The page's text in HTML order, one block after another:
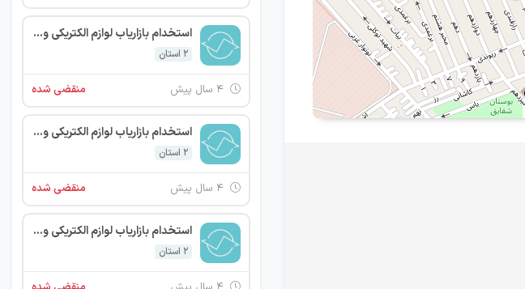
استخدام بازاریاب لوازم الکتریکی و روشنایی
2 استان
منقضی شده
استخدام بازاریاب لوازم الکتریکی و روشنایی
2 استان
منقضی شده
استخدام بازاریاب لوازم الکتریکی و روشنایی
2 استان